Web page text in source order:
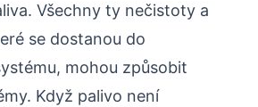
Všechny ty nečistoty a
se dostanou do
mohou způsobit
Když palivo není